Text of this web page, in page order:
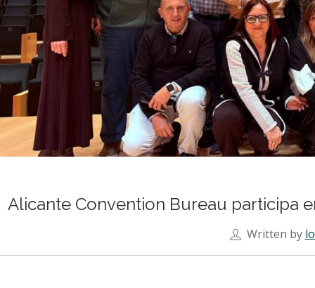
Contacte
Search
Alicante Convention Bureau participa
Written by